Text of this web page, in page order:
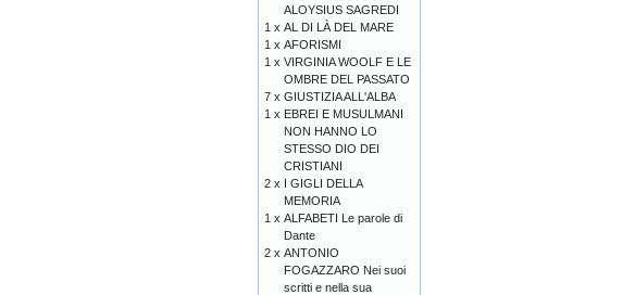
ALOYSIUS SAGREDI
1 x AL DI LÀ DEL MARE
1 x AFORISMI
1 x VIRGINIA WOOLF E LE
OMBRE DEL PASSATO
7 x GIUSTIZIA ALL'ALBA
1 x EBREI E MUSULMANI
NON HANNO LO
STESSO DIO DEI
CRISTIANI
2 x I GIGLI DELLA
MEMORIA
1 x ALFABETI Le parole di
Dante
2 x ANTONIO
FOGAZZARO Nei suoi
scritti e nella sua